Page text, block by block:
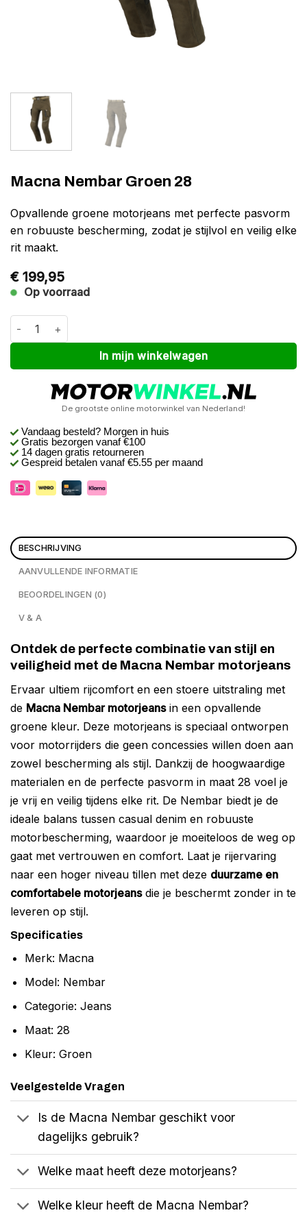
Macna Nembar Groen 28
Opvallende groene motorjeans met perfecte pasvorm
en robuuste bescherming, zodat je stijlvol en veilig elke
rit maakt.
€ 199,95
Op voorraad
Macna Nembar Groen 28 aantal
In mijn winkelwagen
Alternative:
De grootste online motorwinkel van Nederland!
Vandaag besteld? Morgen in huis
Gratis bezorgen vanaf €100
14 dagen gratis retourneren
Gespreid betalen vanaf €5.55 per maand
BESCHRIJVING
AANVULLENDE INFORMATIE
BEOORDELINGEN (0)
V & A
Ontdek de perfecte combinatie van stijl en
veiligheid met de Macna Nembar motorjeans
Ervaar ultiem rijcomfort en een stoere uitstraling met
de Macna Nembar motorjeansin een opvallende
groene kleur. Deze motorjeans is speciaal ontworpen
voor motorrijders die geen concessies willen doen aan
zowel bescherming als stijl. Dankzij de hoogwaardige
materialen en de perfecte pasvorm in maat 28 voel je
je vrij en veilig tijdens elke rit. De Nembar biedt je de
ideale balans tussen casual denim en robuuste
motorbescherming, waardoor je moeiteloos de weg op
gaat met vertrouwen en comfort. Laat je rijervaring
naar een hoger niveau tillen met deze duurzame en
comfortabele motorjeansdie je beschermt zonder in te
leveren op stijl.
Specificaties
Merk: Macna
Model: Nembar
Categorie: Jeans
Maat: 28
Kleur: Groen
Veelgestelde Vragen
Is de Macna Nembar geschikt voor
dagelijks gebruik?
Welke maat heeft deze motorjeans?
Welke kleur heeft de Macna Nembar?